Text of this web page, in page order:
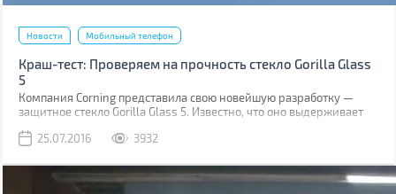
Новости Мобильный телефон
Краш-тест: Проверяем на прочность стекло Gorilla Glass
5
Компания Corning представила свою новейшую разработку —
защитное стекло Gorilla Glass 5. Известно, что оно выдерживает
Как правило, большинство из них происходит при фотосессиях
25.07.2016 3932